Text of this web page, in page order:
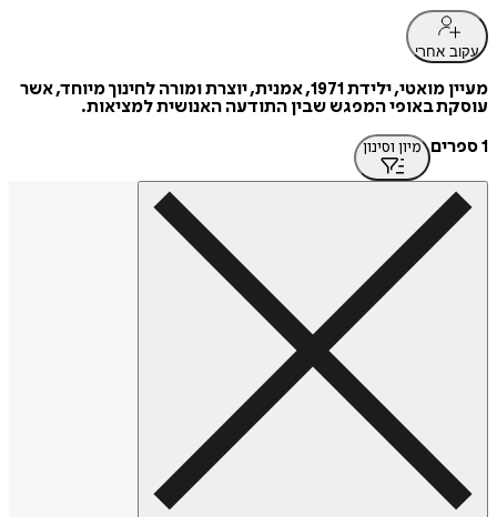
עקוב אחרי
מעיין מואטי, ילידת 1971, אמנית, יוצרת ומורה לחינוך מיוחד, אשר
עוסקת באופי המפגש שבין התודעה האנושית למציאות.
1 ספרים
מיון וסינון